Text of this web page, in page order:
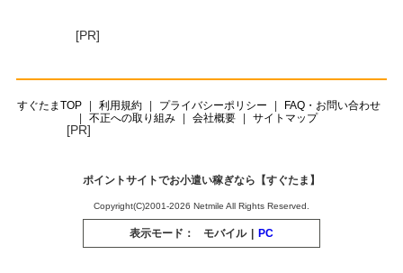
[PR]
すぐたまTOP 利用規約 プライバシーポリシー
FAQ・お問い合わせ
不正への取り組み
会社概要 サイトマップ
[PR]
ポイントサイトでお小遣い稼ぎなら【すぐたま】
Copyright(C)2001-2026 Netmile All Rights Reserved.
表示モード： モバイル | PC